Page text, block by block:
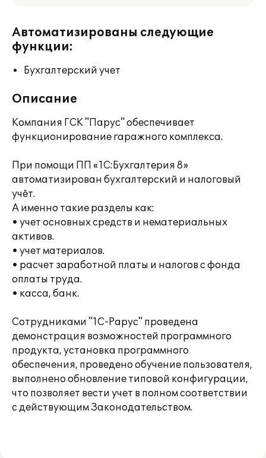
Автоматизированы следующие
функции:
Бухгалтерский учет
Описание
Компания ГСК "Парус" обеспечивает
функционирование гаражного комплекса.
При помощи ПП «1С:Бухгалтерия 8»
автоматизирован бухгалтерский и налоговый
учёт.
А именно такие разделы как:
• учет основных средств и нематериальных
активов.
• учет материалов.
• расчет заработной платы и налогов с фонда
оплаты труда.
• касса, банк.
Сотрудниками "1С-Рарус" проведена
демонстрация возможностей программного
продукта, установка программного
обеспечения, проведено обучение пользователя,
выполнено обновление типовой конфигурации,
что позволяет вести учет в полном соответствии
с действующим Законодательством.